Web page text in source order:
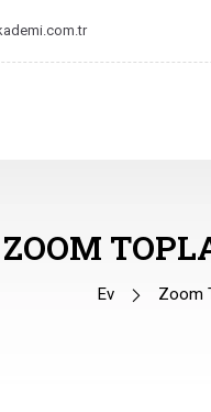
ZOOM
Ev Zoom